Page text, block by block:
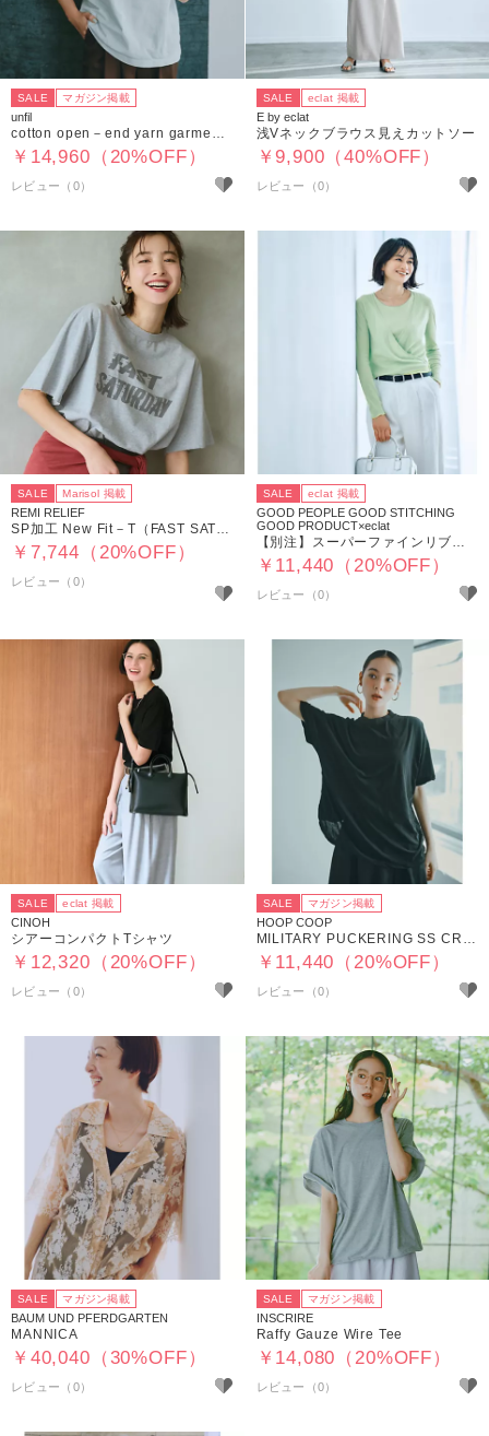
SALE マガジン掲載
unfil
￥14,960（20%OFF）
SALE eclat 掲載
E by eclat
浅Vネックブラウス見えカットソー
￥9,900（40%OFF）
SALE Marisol 掲載
REMI RELIEF
SP加工 New Fit－T（FAST SATURDAY）
￥7,744（20%OFF）
SALE eclat 掲載
GOOD PEOPLE GOOD STITCHING
GOOD PRODUCT×eclat
【別注】スーパーファインリブタンクトップ
￥11,440（20%OFF）
SALE eclat 掲載
CINOH
シアーコンパクトTシャツ
￥12,320（20%OFF）
SALE マガジン掲載
HOOP COOP
￥11,440（20%OFF）
SALE マガジン掲載
BAUM UND PFERDGARTEN
MANNICA
￥40,040（30%OFF）
SALE マガジン掲載
INSCRIRE
Raffy Gauze Wire Tee
￥14,080（20%OFF）